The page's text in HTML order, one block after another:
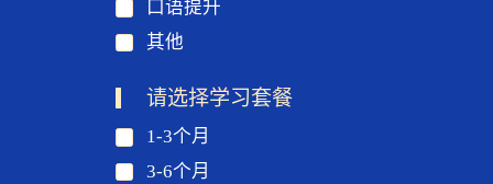
口语提升
其他
请选择学习套餐
1-3个月
3-6个月